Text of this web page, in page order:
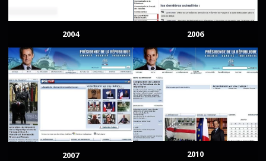
2004 2006
2007 2010